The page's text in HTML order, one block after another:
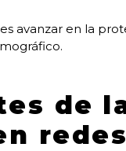
avanzar en la
de